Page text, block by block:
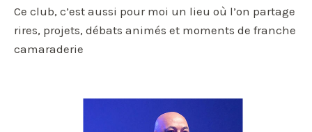
Ce club, c’est aussi pour moi un lieu où l’on partage
rires, projets, débats animés et moments de franche
camaraderie